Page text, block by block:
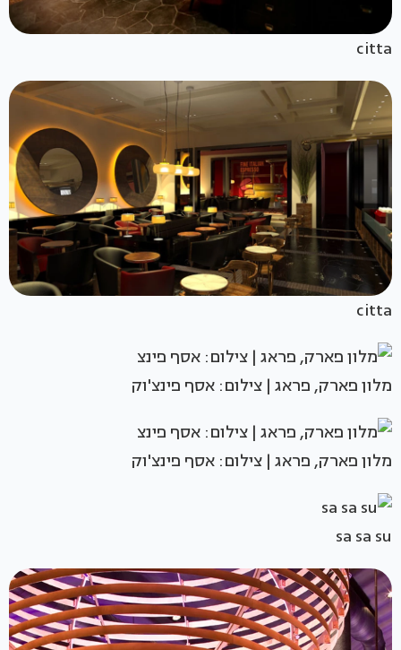
citta
citta
מלון פארק, פראג | צילום: אסף פינצ'וק
מלון פארק, פראג | צילום: אסף פינצ'וק
sa sa su